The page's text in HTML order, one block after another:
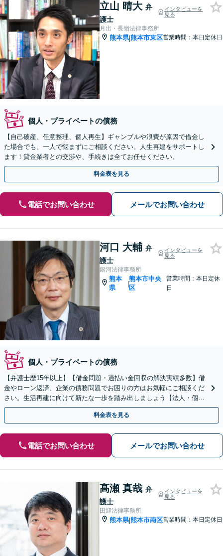
立山 晴大 弁
護士
インタビューを
見る
月出・長嶺法律事務所
熊本県|熊本市東区営業時間：本日定休日
個人・プライベートの債務
【自己破産、任意整理、個人再生】ギャンブルや浪費が原因で借金し
た場合でも、一人で悩まずにご相談ください。人生再建をサポートし
ます！貸金業者との交渉や、手続きは全てお任せください。
料金表を見る
電話でお問い合わせ メールでお問い合わせ
河口 大輔 弁
護士
インタビューを
見る
銀河法律事務所
熊本
県
|
熊本市中央
区
営業時間：本日定休
日
個人・プライベートの債務
【弁護士歴15年以上】【借金問題・過払い金回収の解決実績多数】借
金やローン返済、企業の債務問題でお困りの方はお気軽にご相談くだ
さい。生活再建に向けて新たな一歩を踏み出しましょう【法人・個人
対応OK】【相談料無料】
料金表を見る
電話でお問い合わせ メールでお問い合わせ
髙瀬 真哉 弁
護士
インタビューを
見る
田迎法律事務所
熊本県|熊本市南区営業時間：本日定休日